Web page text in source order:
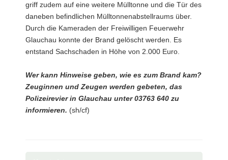
griff zudem auf eine weitere Mülltonne und die Tür des
daneben befindlichen Mülltonnenabstellraums über.
Durch die Kameraden der Freiwilligen Feuerwehr
Glauchau konnte der Brand gelöscht werden. Es
entstand Sachschaden in Höhe von 2.000 Euro.
Wer kann Hinweise geben, wie es zum Brand kam?
Zeuginnen und Zeugen werden gebeten, das
Polizeirevier in Glauchau unter 03763 640 zu
informieren. (sh/cf)